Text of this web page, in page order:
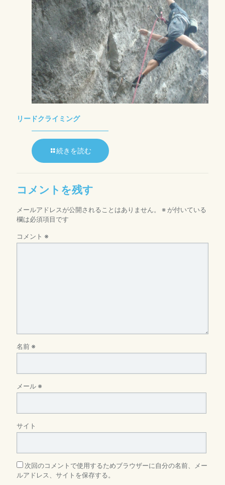
リードクライミング
続きを読む
コメントを残す
メールアドレスが公開されることはありません。 ※ が付いている
欄は必須項目です
コメント ※
名前 ※
メール ※
サイト
次回のコメントで使用するためブラウザーに自分の名前、メー
ルアドレス、サイトを保存する。